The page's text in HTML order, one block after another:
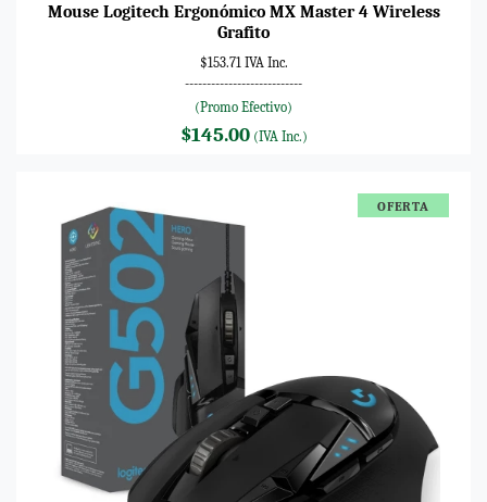
Mouse Logitech Ergonómico MX Master 4 Wireless
Grafito
$153.71 IVA Inc.
---------------------------
(Promo Efectivo)
$145.00(IVA Inc.)
OFERTA